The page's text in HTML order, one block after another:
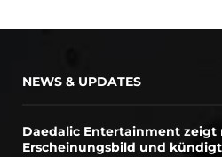
NEWS & UPDATES
Daedalic Entertainment zeigt
Erscheinungsbild und